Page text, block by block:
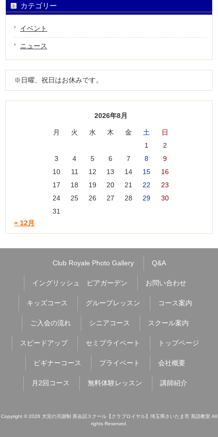
カテゴリー
イベント
ニュース
※日曜、祝日はお休みです。
2026年8月
月 火 水 木 金 土
日
1
2
3
4 5 6 7 8
9
10
11 12 13 14 15
16
17
18 19 20 21 22
23
24
25 26 27 28 29
30
31
« 12月
Club Royale Photo Gallery Q&A
イングリッシュ ビアガーデン お問い合わせ
キッズコース グループレッスン コース案内
ご入会の流れ シニアコース スクール案内
スピードアップ セミプライベート トップページ
ビギナーコース プライベート 会社概要
月2回コース 無料体験レッスン 講師紹介
Copyright © 2026 大宮の月謝制 英会話スクール【クラブロイヤル】埼玉県さいたま市 英語教室 All
rights Reserved.